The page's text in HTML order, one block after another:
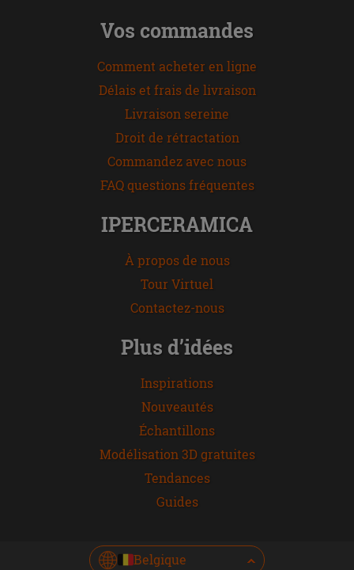
Vos commandes
Comment acheter en ligne
Délais et frais de livraison
Livraison sereine
Droit de rétractation
Commandez avec nous
FAQ questions fréquentes
IPERCERAMICA
À propos de nous
Tour Virtuel
Contactez-nous
Plus d’idées
Inspirations
Nouveautés
Échantillons
Modélisation 3D gratuites
Tendances
Guides
Belgique